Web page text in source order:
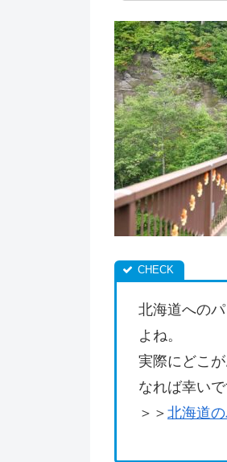
北海道への
よね。
実際にどこ
なれば幸いで
＞＞ 北海道